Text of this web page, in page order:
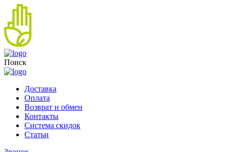
Поиск
Доставка
Оплата
Возврат и обмен
Контакты
Система скидок
Статьи